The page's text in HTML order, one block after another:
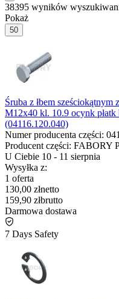
38395 wyników
Pokaż
50
Śruba z łbem sześciokątnym
M12x40 kl. 10.9 ocynk
(04116.120.040)
Numer producenta części:
Producent części: FABORY
U Ciebie 10 - 11 sierpnia
Wysyłka z:
1 oferta
130,00 złnetto
159,90 złbrutto
Darmowa dostawa
7 Days Safety